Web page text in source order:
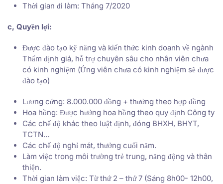
Thời gian đi làm: Tháng 7/2020
c, Quyền lợi:
Được đào tạo kỹ năng và kiến thức kinh doanh về ngành
Thẩm định giá, hỗ trợ chuyên sâu cho nhân viên chưa
có kinh nghiệm (Ứng viên chưa có kinh nghiệm sẽ được
đào tạo)
Lương cứng: 8.000.000 đồng + thưởng theo hợp đồng
Hoa hồng: Được hưởng hoa hồng theo quy định Công ty
Các chế độ khác theo luật định, đóng BHXH, BHYT,
TCTN…
Các chế độ nghỉ mát, thưởng cuối năm.
Làm việc trong môi trường trẻ trung, năng động và thân
thiện.
Thời gian làm việc: Từ thứ 2 – thứ 7 (Sáng 8h00- 12h00,